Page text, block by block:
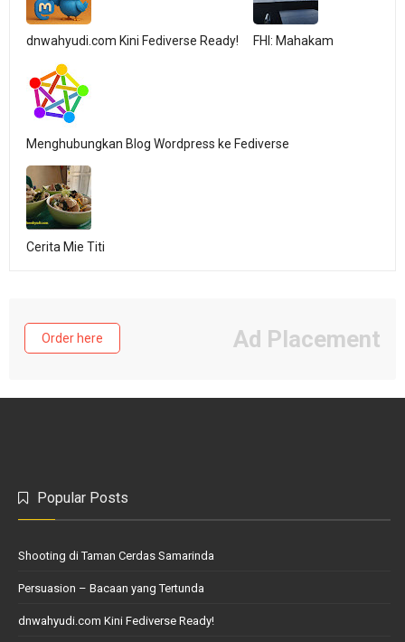
dnwahyudi.com Kini Fediverse Ready! FHI: Mahakam
Menghubungkan Blog Wordpress ke Fediverse
Cerita Mie Titi
Order here Ad Placement
Popular Posts
Shooting di Taman Cerdas Samarinda
Persuasion – Bacaan yang Tertunda
dnwahyudi.com Kini Fediverse Ready!